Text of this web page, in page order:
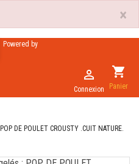
×
Powered by
shopping_cart
Panier

Connexion
POP DE POULET CROUSTY .CUIT NATURE.